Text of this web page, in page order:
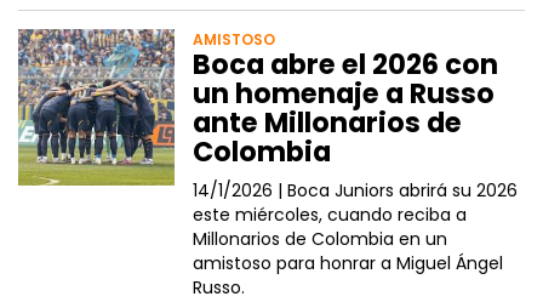
AMISTOSO
Boca abre el 2026 con
un homenaje a Russo
ante Millonarios de
Colombia
14/1/2026 |Boca Juniors abrirá su 2026
este miércoles, cuando reciba a
Millonarios de Colombia en un
amistoso para honrar a Miguel Ángel
Russo.